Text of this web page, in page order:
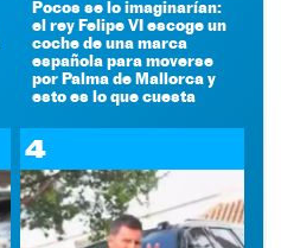
Pocos se lo imaginarían:
el rey Felipe VI escoge un
coche de una marca
española para moverse
por Palma de Mallorca y
esto es lo que cuesta
4